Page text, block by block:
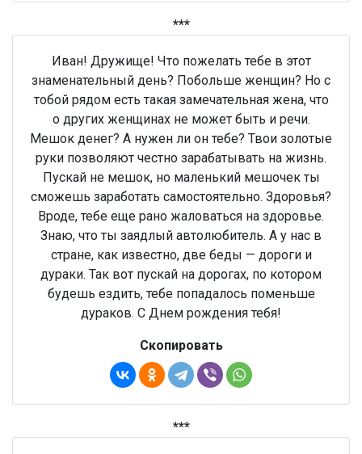
***
Иван! Дружище! Что пожелать тебе в этот
знаменательный день? Побольше женщин? Но с
тобой рядом есть такая замечательная жена, что
о других женщинах не может быть и речи.
Мешок денег? А нужен ли он тебе? Твои золотые
руки позволяют честно зарабатывать на жизнь.
Пускай не мешок, но маленький мешочек ты
сможешь заработать самостоятельно. Здоровья?
Вроде, тебе еще рано жаловаться на здоровье.
Знаю, что ты заядлый автолюбитель. А у нас в
стране, как известно, две беды — дороги и
дураки. Так вот пускай на дорогах, по котором
будешь ездить, тебе попадалось поменьше
дураков. С Днем рождения тебя!
Скопировать
***